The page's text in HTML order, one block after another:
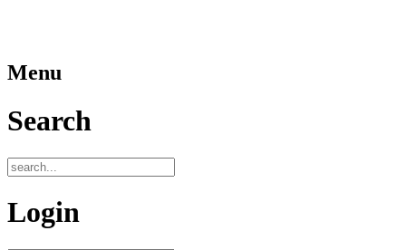
Menu
Search
Login